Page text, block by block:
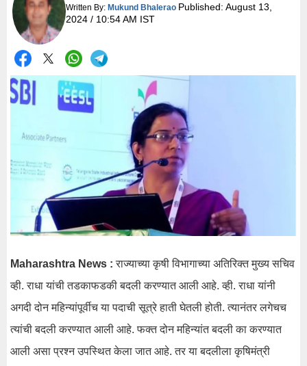
Written By: Mukund Bhalerao Published: August 13,
2024 / 10:54 AM IST
Maharashtra News :राज्याच्या कृषी विभागाच्या अतिरिक्त मुख्य सचिव
व्ही. राधा यांची तडकाफडकी बदली करण्यात आली आहे. व्ही. राधा यांनी
अगदी दोन महिन्यांपूर्वीच या पदाची सूत्रे हाती घेतली होती. त्यानंतर लगेचच
त्यांची बदली करण्यात आली आहे. फक्त दोन महिन्यांत बदली का करण्यात
आली असा प्रश्न उपस्थित केला जात आहे. तर या बदलीला कृषिमंत्री